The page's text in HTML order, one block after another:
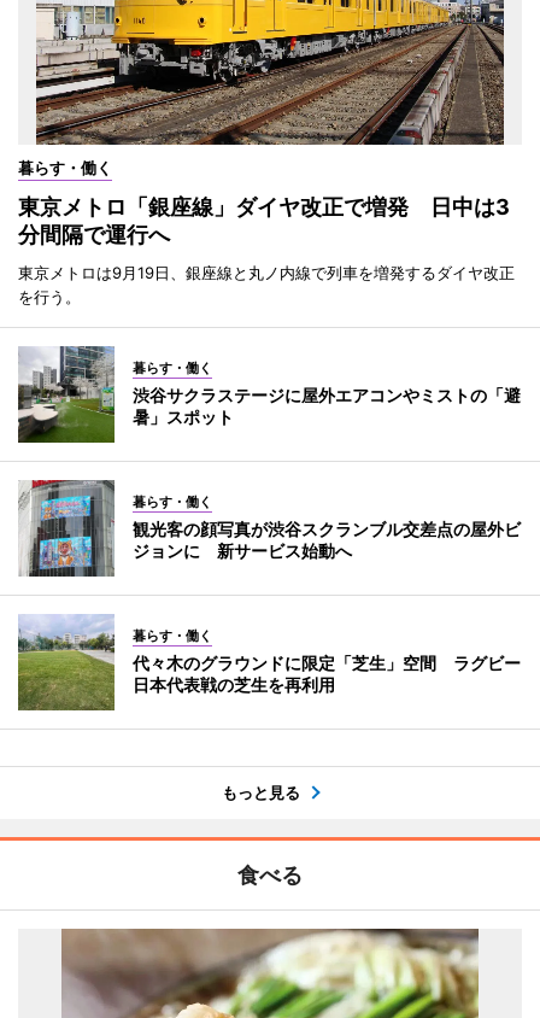
暮らす・働く
東京メトロ「銀座線」ダイヤ改正で増発 日中は3
分間隔で運行へ
東京メトロは9月19日、銀座線と丸ノ内線で列車を増発するダイヤ改正
を行う。
暮らす・働く
渋谷サクラステージに屋外エアコンやミストの「避
暑」スポット
暮らす・働く
観光客の顔写真が渋谷スクランブル交差点の屋外ビ
ジョンに 新サービス始動へ
暮らす・働く
代々木のグラウンドに限定「芝生」空間 ラグビー
日本代表戦の芝生を再利用
もっと見る
食べる